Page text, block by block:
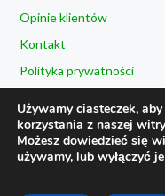
Opinie klientów
Kontakt
Polityka prywatności
Używamy ciasteczek,
korzystania z naszej
Możesz dowiedzieć się
używamy, lub wyłączyć